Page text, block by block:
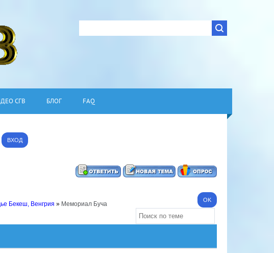
СГВ БЛОГ FAQ
ВХОД
Бекеш, Венгрия » Мемориал Буча